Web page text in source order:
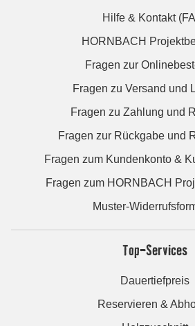
Hilfe & Kontakt
HORNBACH
Fragen zur
Fragen zu Versand und
Fragen zu Zahlung und
Fragen zur Rückgabe und
Fragen zum Kundenkonto &
Fragen zum HORNBACH
Muster-
Top-Services
Dauertiefpreis
Reservieren &